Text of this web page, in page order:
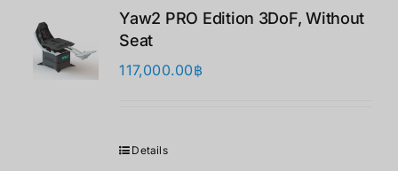
Yaw2 PRO Edition 3DoF, Without
Seat
117,000.00฿
Details